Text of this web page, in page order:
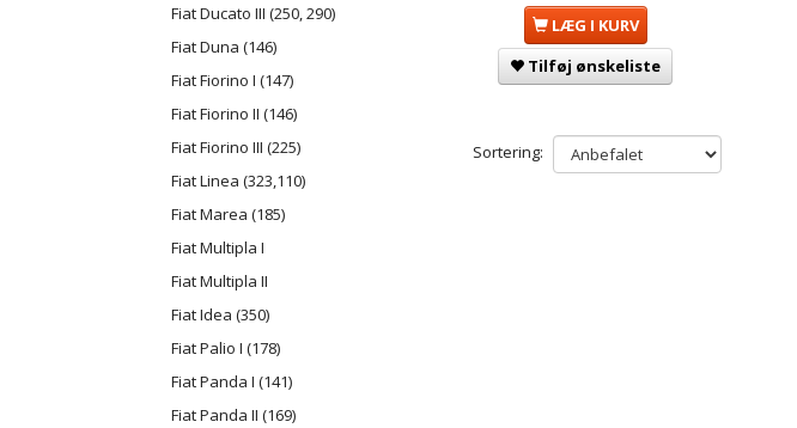
Fiat Ducato III (250, 290)
Fiat Duna (146)
Fiat Fiorino I (147)
Fiat Fiorino II (146)
Fiat Fiorino III (225)
Fiat Linea (323,110)
Fiat Marea (185)
Fiat Multipla I
Fiat Multipla II
Fiat Idea (350)
Fiat Palio I (178)
Fiat Panda I (141)
Fiat Panda II (169)
LÆG I KURV
Tilføj ønskeliste
Sortering: